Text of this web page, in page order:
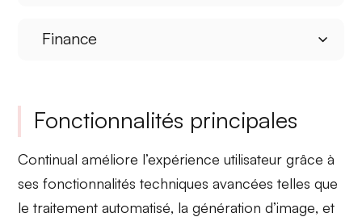
Finance
Fonctionnalités principales
Continual améliore l’expérience utilisateur grâce à
ses fonctionnalités techniques avancées telles que
letraitement automatisé, lagénération d’image, et